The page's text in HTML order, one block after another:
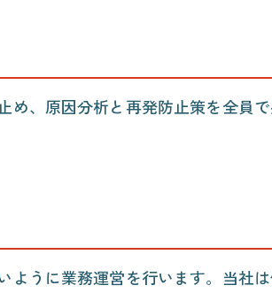
、原因分析と再発防止策を全員
うに業務運営を行います。当社